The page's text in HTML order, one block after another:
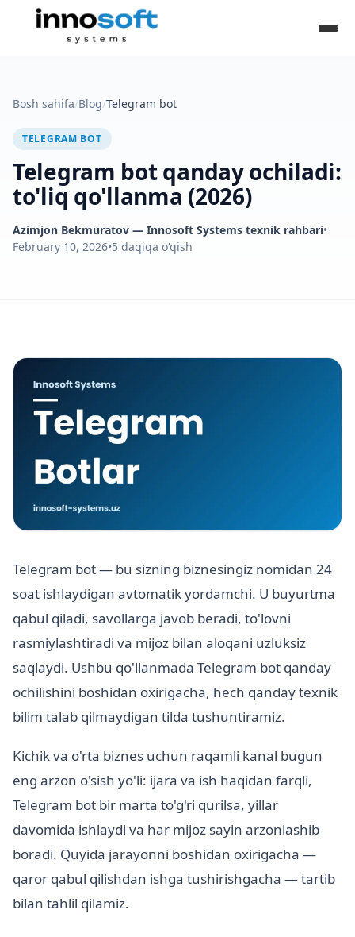
Bosh sahifa/Blog/Telegram bot
TELEGRAM BOT
Telegram bot qanday ochiladi:
to'liq qo'llanma (2026)
Azimjon Bekmuratov — Innosoft Systems texnik rahbari•
February 10, 2026•5 daqiqa o'qish
Telegram bot — bu sizning biznesingiz nomidan 24
soat ishlaydigan avtomatik yordamchi. U buyurtma
qabul qiladi, savollarga javob beradi, to'lovni
rasmiylashtiradi va mijoz bilan aloqani uzluksiz
saqlaydi. Ushbu qo'llanmada Telegram bot qanday
ochilishini boshidan oxirigacha, hech qanday texnik
bilim talab qilmaydigan tilda tushuntiramiz.
Kichik va o'rta biznes uchun raqamli kanal bugun
eng arzon o'sish yo'li: ijara va ish haqidan farqli,
Telegram bot bir marta to'g'ri qurilsa, yillar
davomida ishlaydi va har mijoz sayin arzonlashib
boradi. Quyida jarayonni boshidan oxirigacha —
qaror qabul qilishdan ishga tushirishgacha — tartib
bilan tahlil qilamiz.